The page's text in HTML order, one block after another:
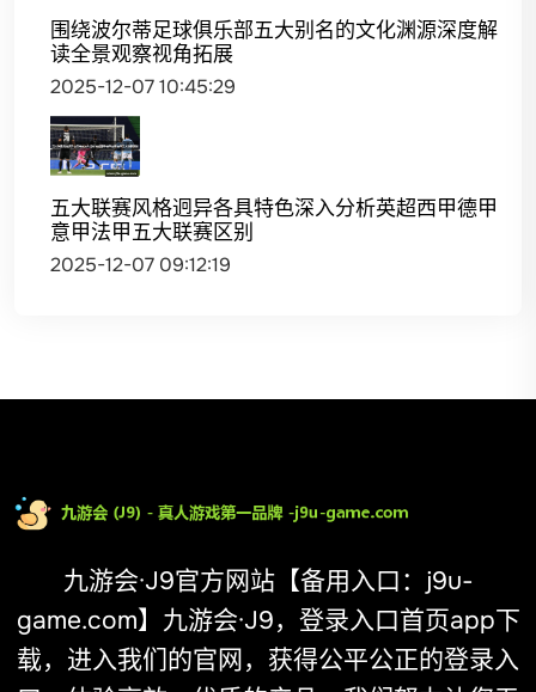
围绕波尔蒂足球俱乐部五大别名的文化渊源深度解
读全景观察视角拓展
2025-12-07 10:45:29
五大联赛风格迥异各具特色深入分析英超西甲德甲
意甲法甲五大联赛区别
2025-12-07 09:12:19
九游会·J9官方网站【备用入口：j9u-
game.com】九游会·J9，登录入口首页app下
载，进入我们的官网，获得公平公正的登录入